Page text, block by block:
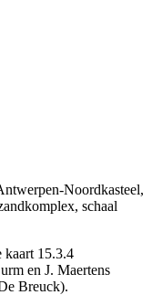
Noordkasteel,
schaal
kaart 15.3.4
en J. Maertens
Breuck).